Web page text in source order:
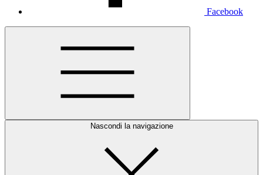
Facebook
Nascondi la navigazione